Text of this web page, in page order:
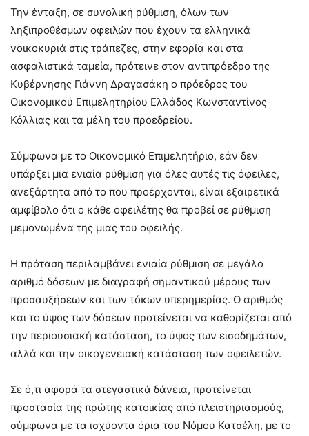
Την ένταξη, σε συνολική ρύθμιση, όλων των
ληξιπροθέσμων οφειλών που έχουν τα ελληνικά
νοικοκυριά στις τράπεζες, στην εφορία και στα
ασφαλιστικά ταμεία, πρότεινε στον αντιπρόεδρο της
Κυβέρνησης Γιάννη Δραγασάκη ο πρόεδρος του
Οικονομικού Επιμελητηρίου Ελλάδος Κωνσταντίνος
Κόλλιας και τα μέλη του προεδρείου.
Σύμφωνα με το Οικονομικό Επιμελητήριο, εάν δεν
υπάρξει μια ενιαία ρύθμιση για όλες αυτές τις όφειλες,
ανεξάρτητα από το που προέρχονται, είναι εξαιρετικά
αμφίβολο ότι ο κάθε οφειλέτης θα προβεί σε ρύθμιση
μεμονωμένα της μιας του οφειλής.
Η πρόταση περιλαμβάνει ενιαία ρύθμιση σε μεγάλο
αριθμό δόσεων με διαγραφή σημαντικού μέρους των
προσαυξήσεων και των τόκων υπερημερίας. Ο αριθμός
και το ύψος των δόσεων προτείνεται να καθορίζεται από
την περιουσιακή κατάσταση, το ύψος των εισοδημάτων,
αλλά και την οικογενειακή κατάσταση των οφειλετών.
Σε ό,τι αφορά τα στεγαστικά δάνεια, προτείνεται
προστασία της πρώτης κατοικίας από πλειστηριασμούς,
σύμφωνα με τα ισχύοντα όρια του Νόμου Κατσέλη, με το